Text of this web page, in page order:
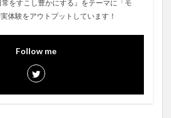
をすこし豊かにする』をテーマに「モ
体験をアウトプットしています！
Follow me